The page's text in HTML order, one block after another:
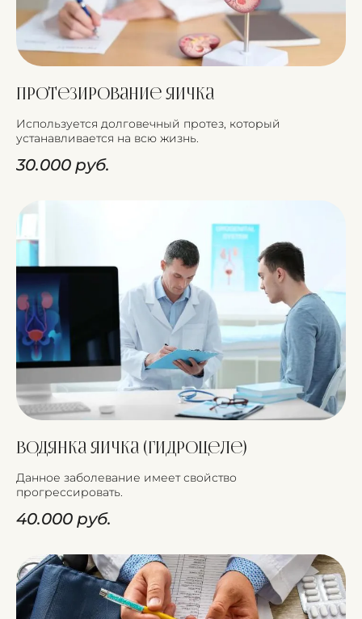
Протезирование яичка
Используется долговечный протез, который
устанавливается на всю жизнь.
30.000 руб.
Водянка яичка (гидроцеле)
Данное заболевание имеет свойство
прогрессировать.
40.000 руб.